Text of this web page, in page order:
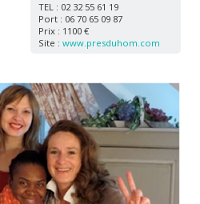
TEL : 02 32 55 61 19
Port : 06 70 65 09 87
Prix : 1100 €
Site : www.presduhom.com